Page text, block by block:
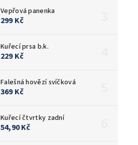
Vepřová panenka
299 Kč
Kuřecí prsa b.k.
229 Kč
Falešná hovězí svíčková
369 Kč
Kuřecí čtvrtky zadní
54,90 Kč